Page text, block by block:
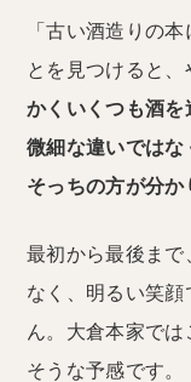
「古い酒造りの
とを見つけると
かくいくつも酒
微細な違いではな
そっちの方が分
最初から最後まで
なく、明るい笑
ん。大倉本家で
そうな予感です。